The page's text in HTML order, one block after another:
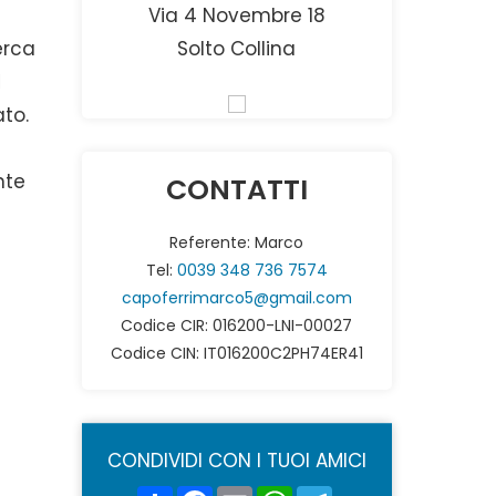
Via 4 Novembre 18
Solto Collina
CONTATTI
Referente: Marco
Tel: 0039 348 736 7574
capoferrimarco5@gmail.com
Codice CIR: 016200-LNI-00027
Codice CIN: IT016200C2PH74ER41
CONDIVIDI CON I TUOI AMICI